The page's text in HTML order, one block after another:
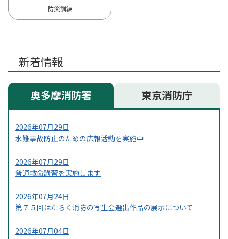
防災訓練
新着情報
奥多摩消防署 東京消防庁
2026年07月29日
水難事故防止のための広報活動を実施中
2026年07月29日
普通救命講習を実施します
2026年07月24日
第７５回はたらく消防の写生会選出作品の展示について
2026年07月04日